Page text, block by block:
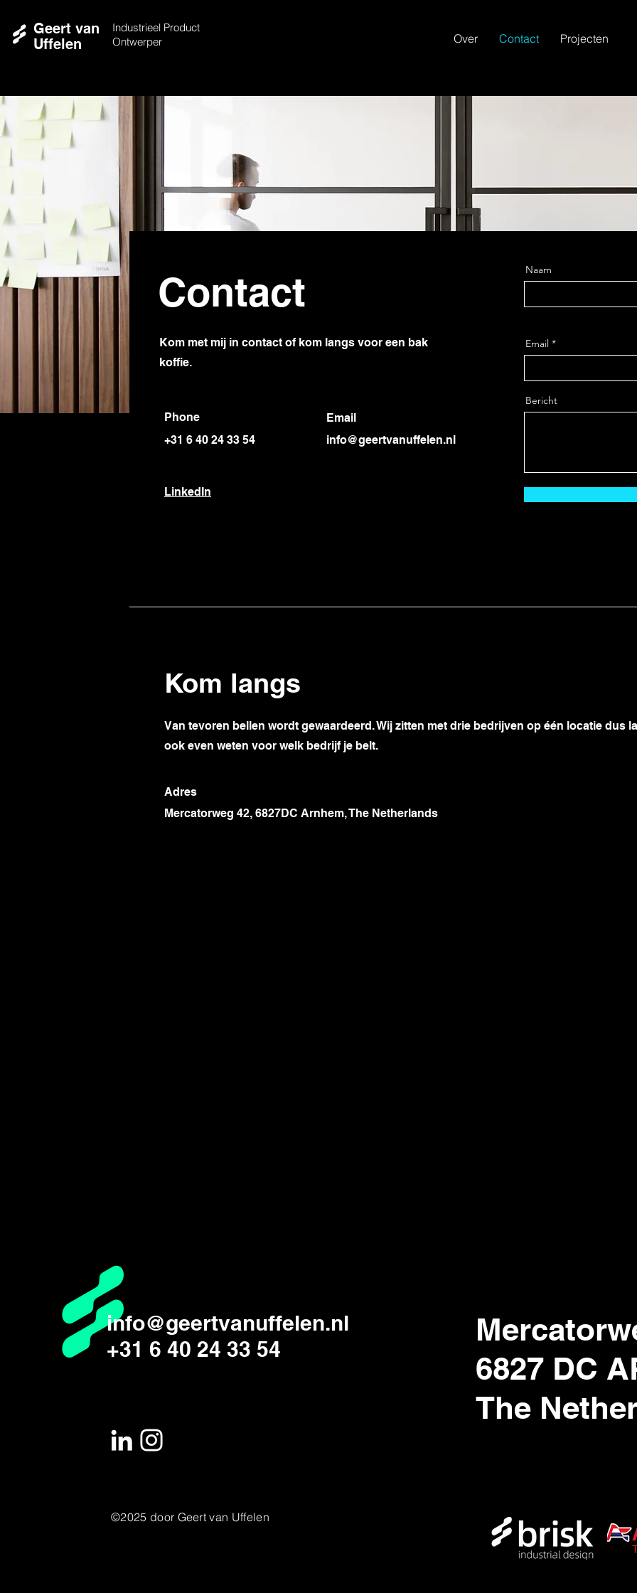
Geert van
Uffelen
Industrieel Product
Ontwerper
Over Contact Projecten
Contact
Kom met mij in contact of kom langs voor een bak
koffie.
Phone
+31 6 40 24 33 54
Email
info@geertvanuffelen.nl
LinkedIn
Naam
Email
Bericht
Kom langs
Van tevoren bellen wordt gewaardeerd. Wij zitten met drie bedrijven op één locatie dus
ook even weten voor welk bedrijf je belt.
Adres
Mercatorweg 42, 6827DC Arnhem, The Netherlands
info@geertvanuffelen.nl
+31 6 40 24 33 54
©2025 door Geert van Uffelen
6827 DC
The